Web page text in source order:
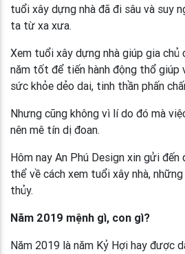
tuổi xây dựng nhà đã đi sâu và suy
ta từ xa xưa.
Xem tuổi xây dựng nhà giúp gia
năm tốt để tiến hành động thổ giúp
sức khỏe dẻo dai, tinh thần phấn
Nhưng cũng không vì lí do đó mà
nên mê tín dị đoan.
Hôm nay An Phú Design xin gửi
thể về cách xem tuổi xây nhà,
thủy.
Năm 2019 mệnh gì, con gì?
Năm 2019 là năm Kỷ Hợi hay được